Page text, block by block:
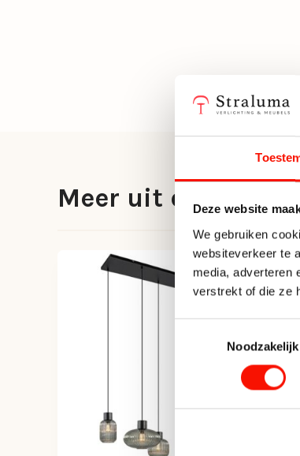
Deze website
We gebruiken
websiteverkeer te
media, adverteren
verstrekt of die ze
Noodzakelijk
Meer uit deze serie
-40%